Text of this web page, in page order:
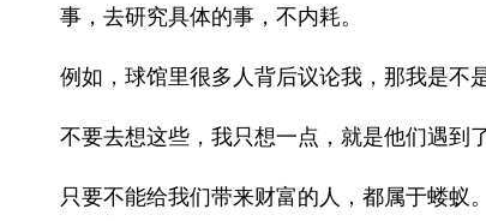
事，去研究具体的事，不内耗。
例如，球馆里很多人背后议论我，那我是不
不要去想这些，我只想一点，就是他们遇到
只要不能给我们带来财富的人，都属于蝼